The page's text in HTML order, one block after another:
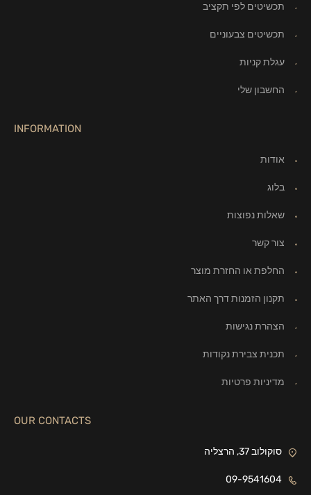
תכשיטים לפי תקציב
תכשיטים צבעוניים
עגלת קניות
החשבון שלי
INFORMATION
אודות
בלוג
שאלות נפוצות
צור קשר
החלפת או החזרת מוצר
תקנון הזמנות דרך האתר
הצהרת נגישות
תכנית צבירת נקודות
מדיניות פרטיות
OUR CONTACTS
סוקולוב 37, הרצליה
09-9541604